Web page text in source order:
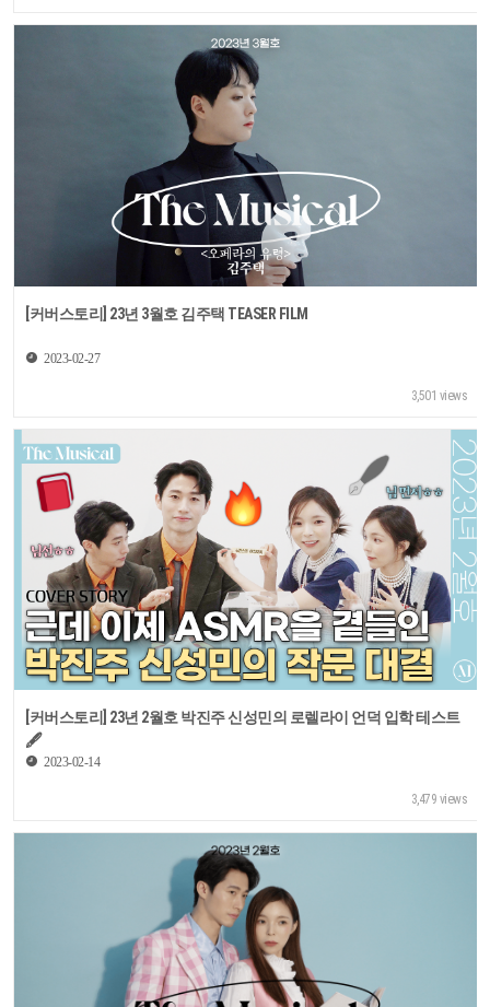
[커버스토리] 23년 3월호 김주택 TEASER FILM
2023-02-27
3,501 views
[커버스토리] 23년 2월호 박진주 신성민의 로렐라이 언덕 입학 테스트
🖋
2023-02-14
3,479 views